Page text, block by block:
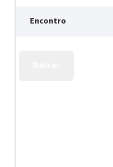
Encontro